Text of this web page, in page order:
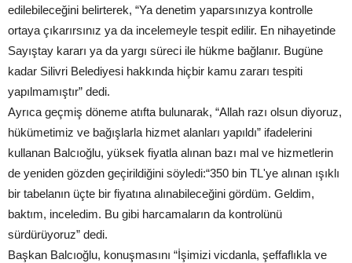
edilebileceğini belirterek, “Ya denetim yaparsınızya kontrolle
ortaya çıkarırsınız ya da incelemeyle tespit edilir. En nihayetinde
Sayıştay kararı ya da yargı süreci ile hükme bağlanır. Bugüne
kadar Silivri Belediyesi hakkında hiçbir kamu zararı tespiti
yapılmamıştır” dedi.
Ayrıca geçmiş döneme atıfta bulunarak, “Allah razı olsun diyoruz,
hükümetimiz ve bağışlarla hizmet alanları yapıldı” ifadelerini
kullanan Balcıoğlu, yüksek fiyatla alınan bazı mal ve hizmetlerin
de yeniden gözden geçirildiğini söyledi:“350 bin TL'ye alınan ışıklı
bir tabelanın üçte bir fiyatına alınabileceğini gördüm. Geldim,
baktım, inceledim. Bu gibi harcamaların da kontrolünü
sürdürüyoruz” dedi.
Başkan Balcıoğlu, konuşmasını “İşimizi vicdanla, şeffaflıkla ve